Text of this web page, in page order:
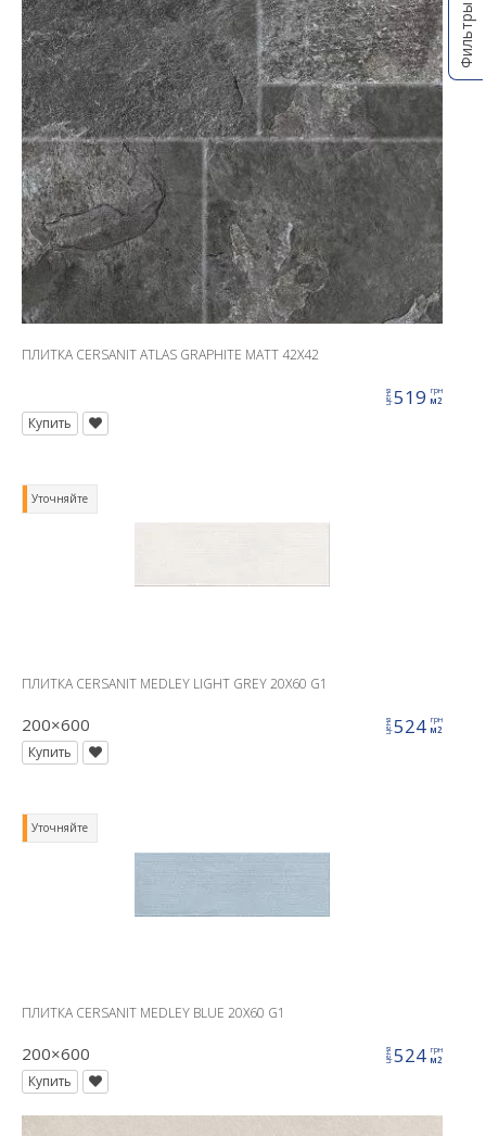
Фильтры
ПЛИТКА CERSANIT ATLAS GRAPHITE MATT 42X42
цена 519 грн
м2
Купить
Уточняйте
ПЛИТКА CERSANIT MEDLEY LIGHT GREY 20X60 G1
200×600 цена 524 грн
м2
Купить
Уточняйте
ПЛИТКА CERSANIT MEDLEY BLUE 20X60 G1
200×600 цена524 грн
м2
Купить